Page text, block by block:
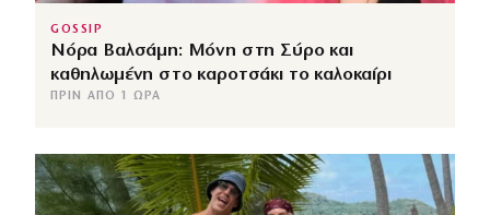
GOSSIP
Νόρα Βαλσάμη: Μόνη στη Σύρο και
καθηλωμένη στο καροτσάκι το καλοκαίρι
ΠΡΙΝ ΑΠΌ 1 ΏΡΑ